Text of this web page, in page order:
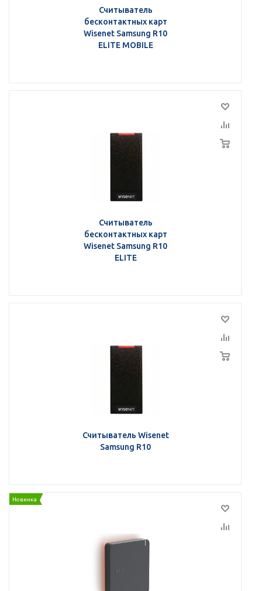
Считыватель
бесконтактных карт
Wisenet Samsung R10
ELITE MOBILE
Считыватель
бесконтактных карт
Wisenet Samsung R10
ELITE
Считыватель Wisenet
Samsung R10
Новинка